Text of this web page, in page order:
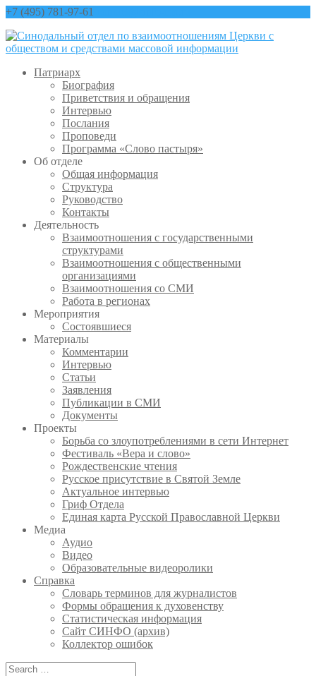
+7 (495) 781-97-61
Патриарх
Биография
Приветствия и обращения
Интервью
Послания
Проповеди
Программа «Слово пастыря»
Об отделе
Общая информация
Структура
Руководство
Контакты
Деятельность
Взаимоотношения с государственными
структурами
Взаимоотношения с общественными
организациями
Взаимоотношения со СМИ
Работа в регионах
Мероприятия
Состоявшиеся
Материалы
Комментарии
Интервью
Статьи
Заявления
Публикации в СМИ
Документы
Проекты
Борьба со злоупотреблениями в сети Интернет
Фестиваль «Вера и слово»
Рождественские чтения
Русское присутствие в Святой Земле
Актуальное интервью
Гриф Отдела
Единая карта Русской Православной Церкви
Медиа
Аудио
Видео
Образовательные видеоролики
Справка
Словарь терминов для журналистов
Формы обращения к духовенству
Статистическая информация
Сайт СИНФО (архив)
Коллектор ошибок